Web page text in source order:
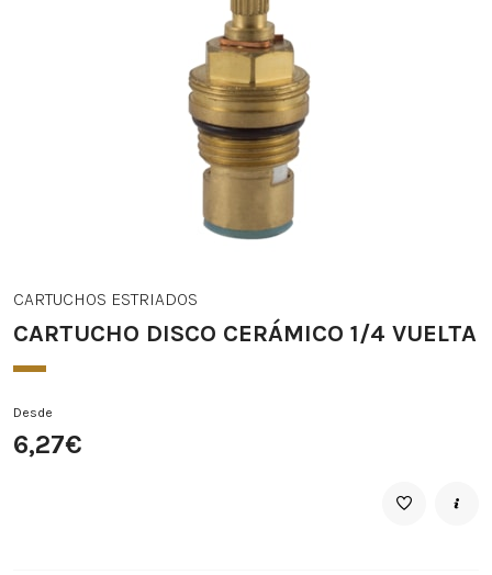
CARTUCHOS ESTRIADOS
CARTUCHO DISCO CERÁMICO 1/4 VUELTA
Desde
6,27€